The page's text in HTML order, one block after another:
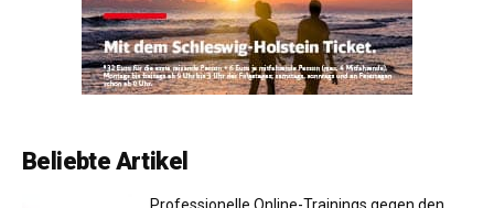
Beliebte Artikel